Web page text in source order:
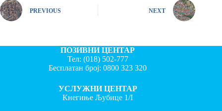
PREVIOUS NEXT
ПОЗИВНИ ЦЕНТАР
Тел: (018) 502-777
Бесплатан број:0800 323 320
УСЛУЖНИ ЦЕНТАР
Кнегиње Љубице 1/I